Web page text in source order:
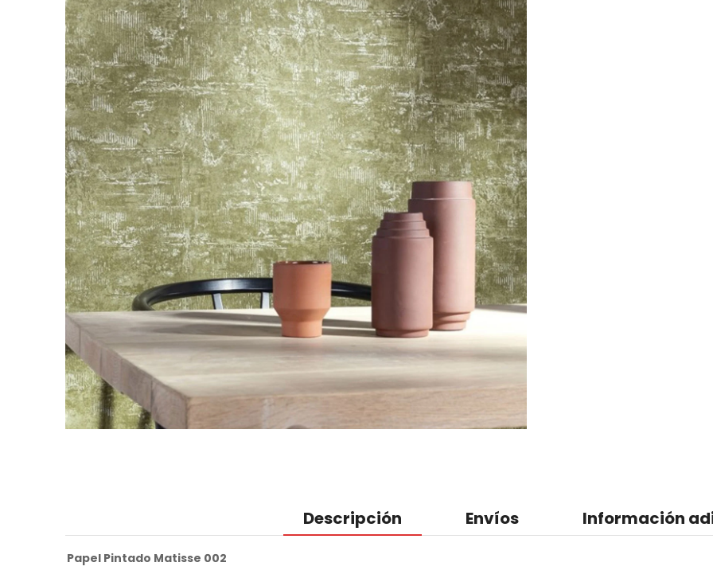
Descripción Envíos Información
Papel Pintado Matisse 002